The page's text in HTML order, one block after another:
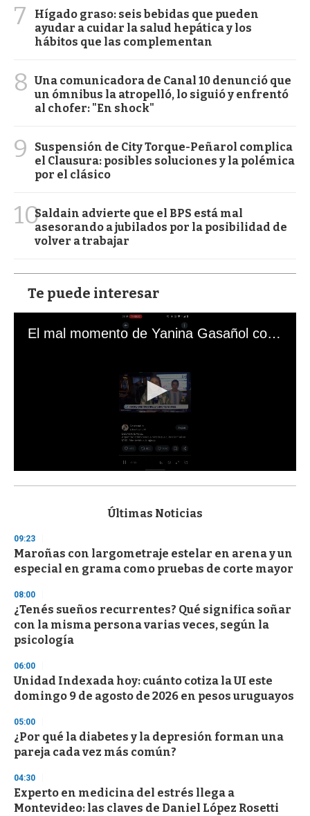
7
Hígado graso: seis bebidas que pueden
ayudar a cuidar la salud hepática y los
hábitos que las complementan
8 Una comunicadora de Canal 10 denunció que
un ómnibus la atropelló, lo siguió y enfrentó
al chofer: "En shock"
9
Suspensión de City Torque-Peñarol complica
el Clausura: posibles soluciones y la polémica
por el clásico
10Saldain advierte que el BPS está mal
asesorando a jubilados por la posibilidad de
volver a trabajar
Te puede interesar
El mal momento de Yanina Gasañol con un hincha argentino en "Subrayado"
s
d
s
o
f
3
s
e
c
o
d
s
Últimas Noticias
09:23
Maroñas con largometraje estelar en arena y un
especial en grama como pruebas de corte mayor
08:00
¿Tenés sueños recurrentes? Qué significa soñar
con la misma persona varias veces, según la
psicología
06:00
Unidad Indexada hoy: cuánto cotiza la UI este
domingo 9 de agosto de 2026 en pesos uruguayos
05:00
¿Por qué la diabetes y la depresión forman una
pareja cada vez más común?
04:30
Experto en medicina del estrés llega a
Montevideo: las claves de Daniel López Rosetti